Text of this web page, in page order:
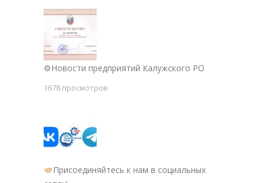
⚙Новости предприятий Калужского РО
1678 просмотров
Присоединяйтесь к нам в социальных